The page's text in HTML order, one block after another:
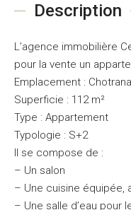
Description
L’agence immobilière
pour la vente un
Emplacement :
Superficie : 112 m²
Type : Appartement
Typologie : S+2
Il se compose de :
– Un salon
– Une cuisine équipée,
– Une salle d’eau pour